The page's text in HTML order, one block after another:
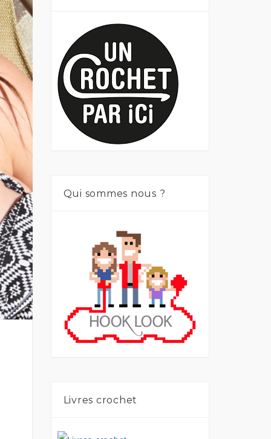
Qui sommes nous ?
Livres crochet